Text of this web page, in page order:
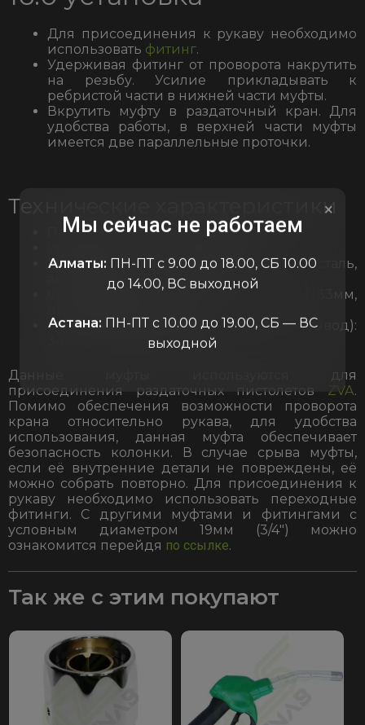
Для присоединения к рукаву необходимо
использовать фитинг.
Удерживая фитинг от проворота накрутить
на резьбу. Усилие прикладывать к
ребристой части в нижней части муфты.
Вкрутить муфту в раздаточный кран. Для
удобства работы, в верхней части муфты
имеется две параллельные проточки.
Технические характеристики
Присоединяемый диаметр: 25мм (1″)
Материал: нержавеющая сталь,
алюминиевый сплав.
Фактический диаметр резьбы (ввод): 33мм,
Фактический диаметр резьбы (вывод):
34мм, по гребню резьбы
Данные муфты используются для
присоединения раздаточных пистолетов ZVA.
Помимо обеспечения возможности проворота
крана относительно рукава, для удобства
использования, данная муфта обеспечивает
безопасность колонки. В случае срыва муфты,
если её внутренние детали не повреждены, её
можно собрать повторно. Для присоединения к
рукаву необходимо использовать переходные
фитинги. С другими муфтами и фитингами с
условным диаметром 19мм (3/4″) можно
ознакомится перейдя по ссылке.
Так же с этим покупают
×
Мы сейчас не работаем
Алматы: ПН-ПТ с 9.00 до 18.00, СБ 10.00
до 14.00, ВС выходной
Астана: ПН-ПТ с 10.00 до 19.00, СБ — ВС
выходной